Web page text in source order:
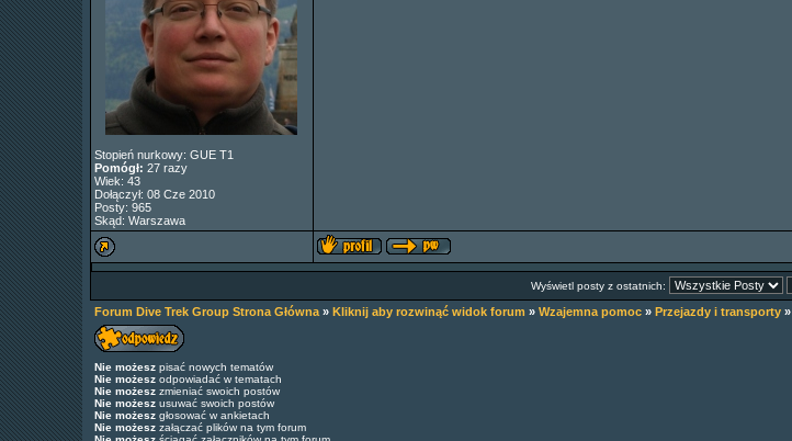
Stopień nurkowy: GUE T1
Pomógł: 27 razy
Wiek: 43
Dołączył: 08 Cze 2010
Posty: 965
Skąd: Warszawa
Wyświetl posty z ostatnich:
Forum Dive Trek Group Strona Główna» Kliknij aby rozwinąć widok forum » Wzajemna pomoc» Przejazdy i transporty»
Nie możeszpisać nowych tematów
Nie możeszodpowiadać w tematach
Nie możeszzmieniać swoich postów
Nie możeszusuwać swoich postów
Nie możeszgłosować w ankietach
Nie możeszzałączać plików na tym forum